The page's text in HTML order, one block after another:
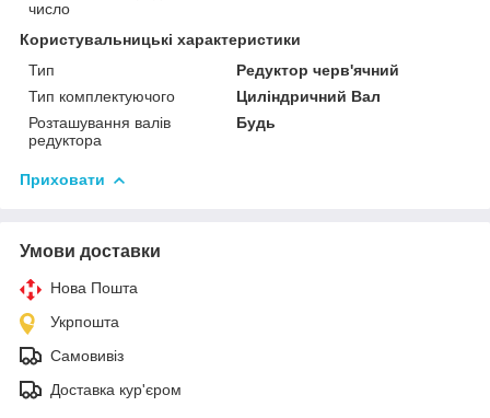
число
Користувальницькі характеристики
Тип
Редуктор черв'ячний
Тип комплектуючого
Циліндричний Вал
Розташування валів
редуктора
Будь
Приховати
Умови доставки
Нова Пошта
Укрпошта
Самовивіз
Доставка кур'єром